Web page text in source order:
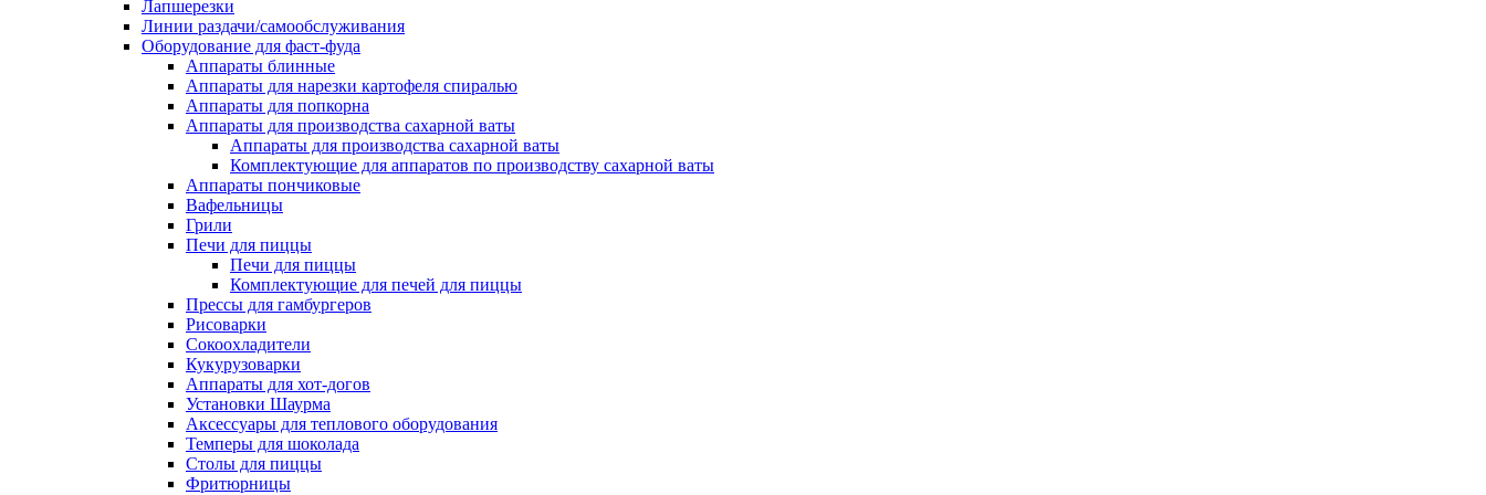
Лапшерезки
Линии раздачи/самообслуживания
Оборудование для фаст-фуда
Аппараты блинные
Аппараты для нарезки картофеля спиралью
Аппараты для попкорна
Аппараты для производства сахарной ваты
Аппараты для производства сахарной ваты
Комплектующие для аппаратов по производству сахарной ваты
Аппараты пончиковые
Вафельницы
Грили
Печи для пиццы
Печи для пиццы
Комплектующие для печей для пиццы
Прессы для гамбургеров
Рисоварки
Сокоохладители
Кукурузоварки
Аппараты для хот-догов
Установки Шаурма
Аксессуары для теплового оборудования
Темперы для шоколада
Столы для пиццы
Фритюрницы